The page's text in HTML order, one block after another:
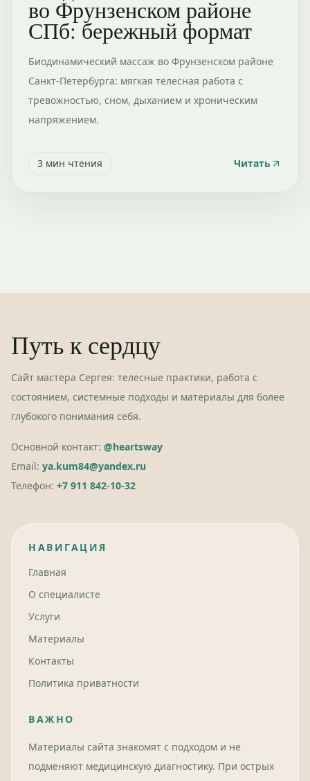
во Фрунзенском районе
СПб: бережный формат
Биодинамический массаж во Фрунзенском районе
Санкт-Петербурга: мягкая телесная работа с
тревожностью, сном, дыханием и хроническим
напряжением.
3 мин чтения Читать
Путь к сердцу
Сайт мастера Сергея: телесные практики, работа с
состоянием, системные подходы и материалы для более
глубокого понимания себя.
Основной контакт: @heartsway
Email: ya.kum84@yandex.ru
Телефон: +7 911 842-10-32
НАВИГАЦИЯ
Главная
О специалисте
Услуги
Материалы
Контакты
Политика приватности
ВАЖНО
Материалы сайта знакомят с подходом и не
подменяют медицинскую диагностику. При острых